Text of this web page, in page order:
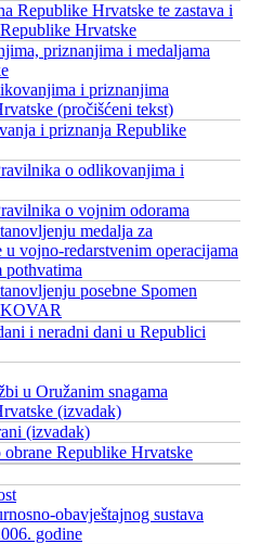
Republike Hrvatske te zastava i
Hrvatske
priznanjima i medaljama
i priznanjima
(pročišćeni tekst)
i priznanja Republike
o odlikovanjima i
o vojnim odorama
medalja za
u vojno-redarstvenim operacijama
posebne Spomen
i neradni dani u Republici
u Oružanim snagama
(izvadak)
(izvadak)
Republike Hrvatske
obavještajnog sustava
godine